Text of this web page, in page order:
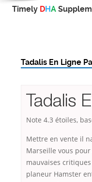
Timely DHA
Tadalis En Ligne
Tadalis
Note 4.3 étoiles,
Mettre en vente il
Marseille vous
mauvaises
planeur Hamster